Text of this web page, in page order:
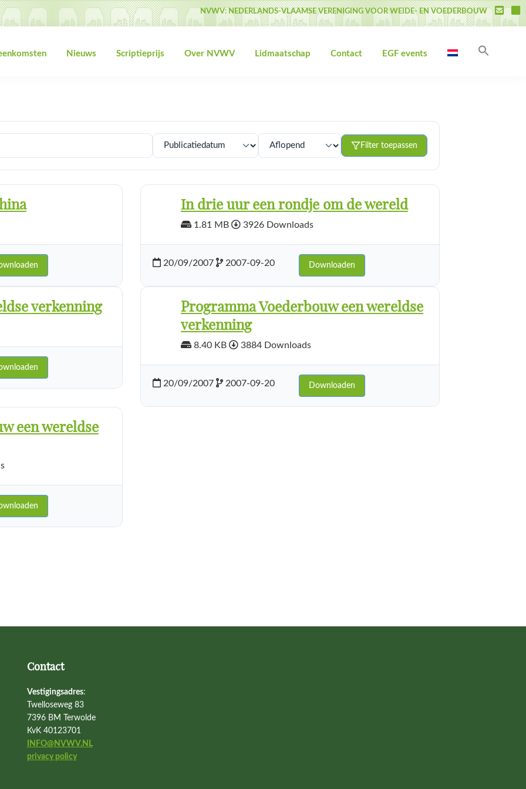
NVWV: NEDERLANDS-VLAAMSE VERENIGING VOOR WEIDE- EN VOEDERBOUW
Nieuws Scriptieprijs Over NVWV Lidmaatschap Contact EGF events
Filter toepassen
In drie uur een rondje om de wereld
1.81 MB 3926 Downloads
20/09/2007 2007-09-20 Downloaden
verkenning
Programma Voederbouw een wereldse
verkenning
8.40 KB 3884 Downloads
20/09/2007 2007-09-20 Downloaden
een wereldse
Contact
Vestigingsadres:
Twelloseweg 83
7396 BM Terwolde
KvK 40123701
INFO@NVWV.NL
privacy policy